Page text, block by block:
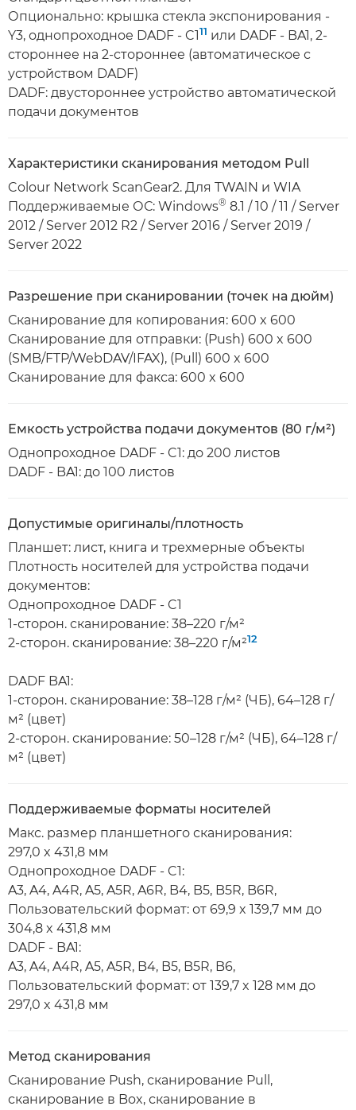
Опционально: крышка стекла экспонирования -
Y3, однопроходное DADF - C111 или DADF - BA1, 2-
стороннее на 2-стороннее (автоматическое с
устройством DADF)
DADF: двустороннее устройство автоматической
подачи документов
Характеристики сканирования методом Pull
Colour Network ScanGear2. Для TWAIN и WIA
Поддерживаемые ОС: Windows® 8.1 / 10 / 11 / Server
2012 / Server 2012 R2 / Server 2016 / Server 2019 /
Server 2022
Разрешение при сканировании (точек на дюйм)
Сканирование для копирования: 600 x 600
Сканирование для отправки: (Push) 600 x 600
(SMB/FTP/WebDAV/IFAX), (Pull) 600 x 600
Сканирование для факса: 600 x 600
Емкость устройства подачи документов (80 г/м²)
Однопроходное DADF - C1: до 200 листов
DADF - BA1: до 100 листов
Допустимые оригиналы/плотность
Планшет: лист, книга и трехмерные объекты
Плотность носителей для устройства подачи
документов:
Однопроходное DADF - C1
1-сторон. сканирование: 38–220 г/м²
2-сторон. сканирование: 38–220 г/м²12
DADF BA1:
1-сторон. сканирование: 38–128 г/м² (ЧБ), 64–128 г/
м² (цвет)
2-сторон. сканирование: 50–128 г/м² (ЧБ), 64–128 г/
м² (цвет)
Поддерживаемые форматы носителей
Макс. размер планшетного сканирования:
297,0 x 431,8 мм
Однопроходное DADF - C1:
A3, A4, A4R, A5, A5R, A6R, B4, B5, B5R, B6R,
Пользовательский формат: от 69,9 x 139,7 мм до
304,8 x 431,8 мм
DADF - BA1:
A3, A4, A4R, A5, A5R, B4, B5, B5R, B6,
Пользовательский формат: от 139,7 x 128 мм до
297,0 x 431,8 мм
Метод сканирования
Сканирование Push, сканирование Pull,
сканирование в Box, сканирование в